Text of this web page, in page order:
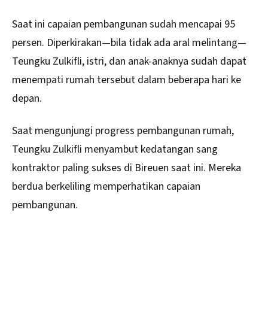
Saat ini capaian pembangunan sudah mencapai 95
persen. Diperkirakan—bila tidak ada aral melintang—
Teungku Zulkifli, istri, dan anak-anaknya sudah dapat
menempati rumah tersebut dalam beberapa hari ke
depan.
Saat mengunjungi progress pembangunan rumah,
Teungku Zulkifli menyambut kedatangan sang
kontraktor paling sukses di Bireuen saat ini. Mereka
berdua berkeliling memperhatikan capaian
pembangunan.